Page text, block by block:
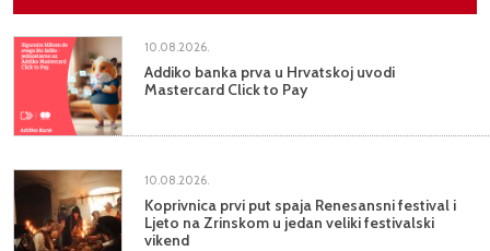
10.08.2026.
Addiko banka prva u Hrvatskoj uvodi
Mastercard Click to Pay
10.08.2026.
Koprivnica prvi put spaja Renesansni festival i
Ljeto na Zrinskom u jedan veliki festivalski
vikend